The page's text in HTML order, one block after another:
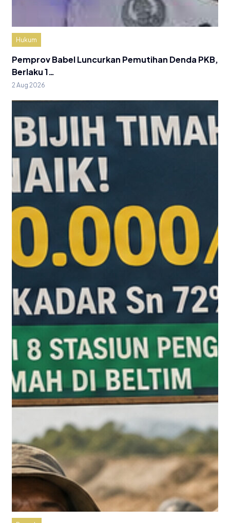
Hukum
Pemprov Babel Luncurkan Pemutihan Denda PKB,
Berlaku 1…
2 Aug 2026